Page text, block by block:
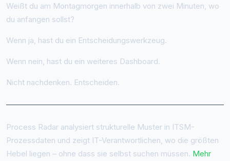
Weißt du am Montagmorgen innerhalb von zwei Minuten, wo
du anfangen sollst?
Wenn ja, hast du ein Entscheidungswerkzeug.
Wenn nein, hast du ein weiteres Dashboard.
Nicht nachdenken. Entscheiden.
Process Radar analysiert strukturelle Muster in ITSM-
Prozessdaten und zeigt IT-Verantwortlichen, wo die größten
Hebel liegen – ohne dass sie selbst suchen müssen. Mehr